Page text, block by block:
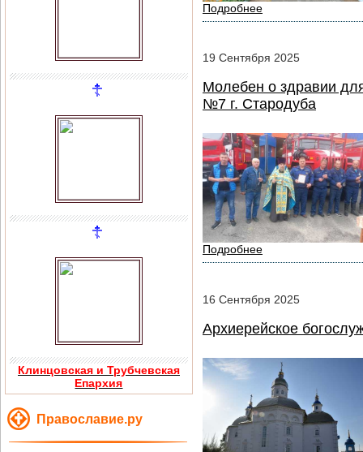
Клинцовская и Трубчевская
Епархия
Православие.ру
Подробнее
19 Сентября 2025
Молебен о здравии
№7 г. Стародуба
Подробнее
16 Сентября 2025
Архиерейское